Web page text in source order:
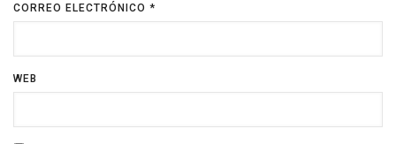
CORREO ELECTRÓNICO *
WEB